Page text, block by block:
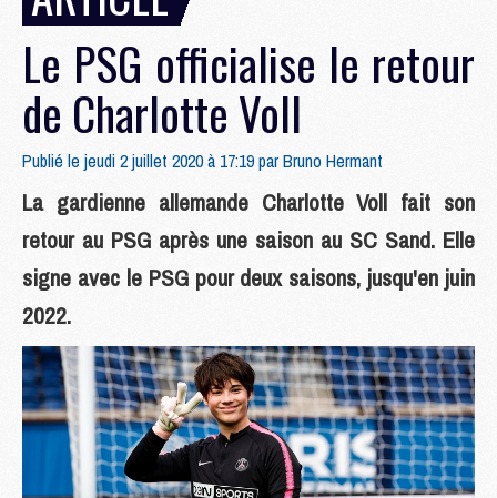
Le PSG officialise le retour
de Charlotte Voll
Publié le jeudi 2 juillet 2020 à 17:19 parBruno Hermant
La gardienne allemande Charlotte Voll fait son
retour au PSG après une saison au SC Sand. Elle
signe avec le PSG pour deux saisons, jusqu'en juin
2022.